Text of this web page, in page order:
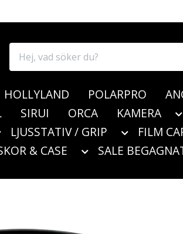
HOLLYLAND POLARPRO
SIRUI ORCA KAMERA
LJUSSTATIV / GRIP FILM
& CASE SALE